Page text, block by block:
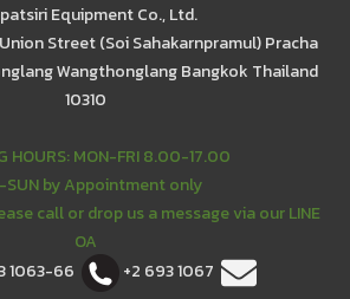
Equipment Co., Ltd.
Street (Soi Sahakarnpramul) Pracha
Wangthonglang Bangkok Thailand
10310
HOURS: MON-FRI 8.00-17.00
SUN by Appointment only
call or drop us a message via our LINE
OA
1063-66
+2 693 1067